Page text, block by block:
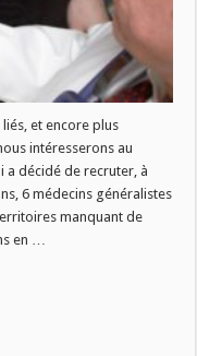
et encore plus
intéresserons au
a décidé de recruter, à
6 médecins généralistes
manquant de
en …